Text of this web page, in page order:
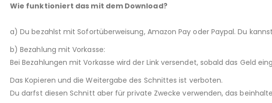
Wie funktioniert das mit dem Download?
a) Du bezahlst mit Sofortüberweisung, Amazon Pay oder Paypal. Du
b) Bezahlung mit Vorkasse:
Bei Bezahlungen mit Vorkasse wird der Link versendet, sobald das Geld
Das Kopieren und die Weitergabe des Schnittes ist verboten.
Du darfst diesen Schnitt aber für private Zwecke verwenden, das